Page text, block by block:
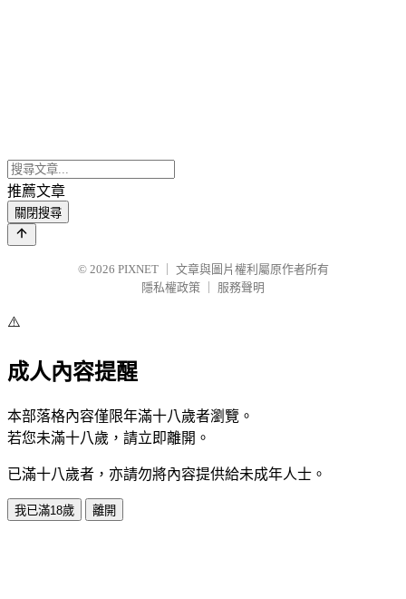
推薦文章
關閉搜尋
© 2026 PIXNET
文章與圖片權利屬原作者所有
隱私權政策
服務聲明
⚠️
成人內容提醒
本部落格內容僅限年滿十八歲者瀏覽。
若您未滿十八歲，請立即離開。
已滿十八歲者，亦請勿將內容提供給未成年人士。
我已滿18歲 離開